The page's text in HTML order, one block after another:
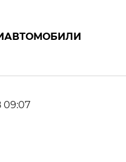
АВТОМОБИЛИ
09:07